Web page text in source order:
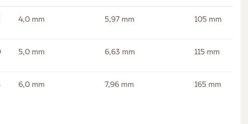
4,0 mm 5,97 mm 105 mm
5,0 mm 6,63 mm 115 mm
6,0 mm 7,96 mm 165 mm